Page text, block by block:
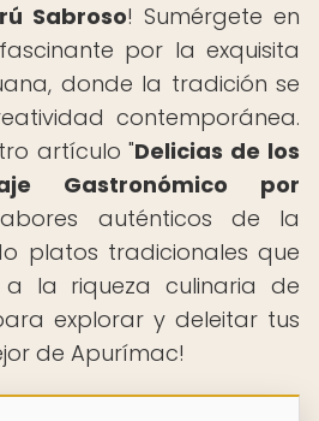
Sabroso! Sumérgete en
por la exquisita
donde la tradición se
contemporánea.
artículo "Delicias de los
Gastronómico por
auténticos de la
platos tradicionales que
la riqueza culinaria de
explorar y deleitar tus
de Apurímac!